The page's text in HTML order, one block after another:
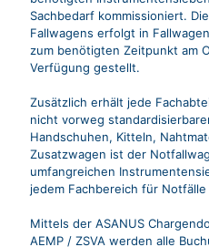
Sachbedarf kommissioniert.
Fallwagens erfolgt in
zum benötigten Zeitpunkt am
Verfügung gestellt.
Zusätzlich erhält jede
nicht vorweg
Handschuhen, Kitteln,
Zusatzwagen ist der
umfangreichen
jedem Fachbereich für
Mittels der ASANUS
AEMP / ZSVA werden alle